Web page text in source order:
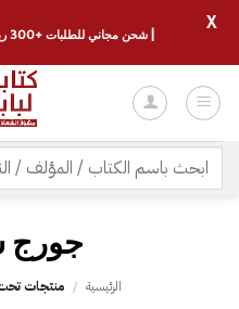
للمحتوى
البحث
عن:
جورج
الرئيسية / منتجات
| شحن مجاني للطلبات +300 ريال | تغليف مجاني للطلبات +150 ريال |
X